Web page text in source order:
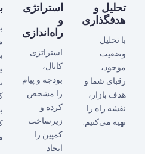
تحلیل و
هدفگذاری
با تحلیل
وضعیت
موجود،
رقبای شما و
هدف بازار،
نقشه راه را
تهیه می‌کنیم.
استراتژی
و
راه‌اندازی
استراتژی
کانال،
بودجه و پیام
را مشخص
کرده و
زیرساخت
کمپین را
ایجاد